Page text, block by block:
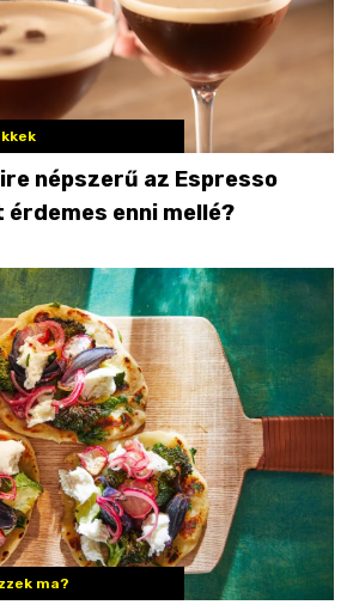
népszerű az Espresso
érdemes enni mellé?
ma?